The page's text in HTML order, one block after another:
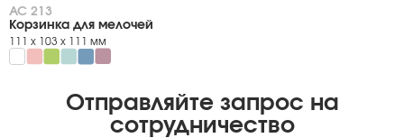
АС 213
Корзинка для мелочей
111 х 103 х 111 мм
Отправляйте запрос на
сотрудничество